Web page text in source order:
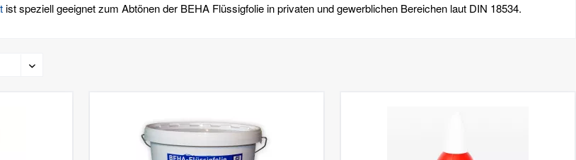
ist speziell geeignet zum Abtönen der BEHA Flüssigfolie in privaten und gewerblichen Bereichen laut DIN 18534.